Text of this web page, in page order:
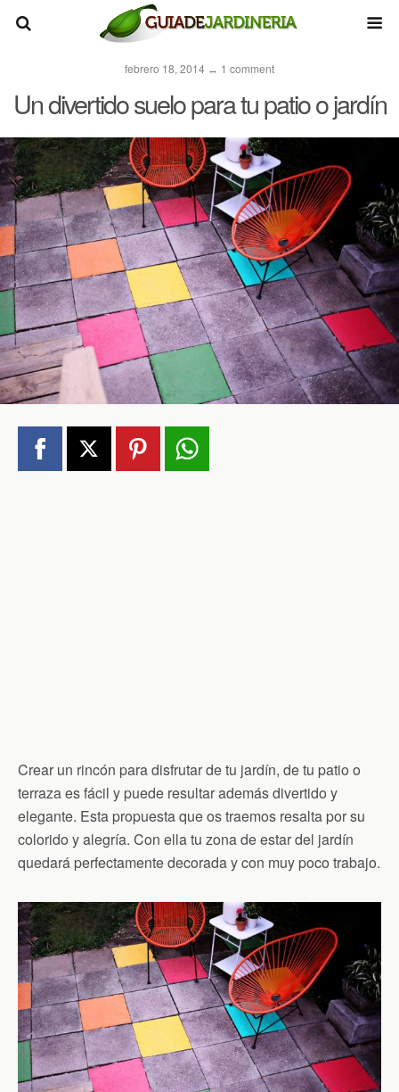
febrero 18, 2014 ↔ 1 comment
Un divertido suelo para tu patio o jardín
Crear un rincón para disfrutar de tu jardín, de tu patio o
terraza es fácil y puede resultar además divertido y
elegante. Esta propuesta que os traemos resalta por su
colorido y alegría. Con ella tu zona de estar del jardín
quedará perfectamente decorada y con muy poco trabajo.